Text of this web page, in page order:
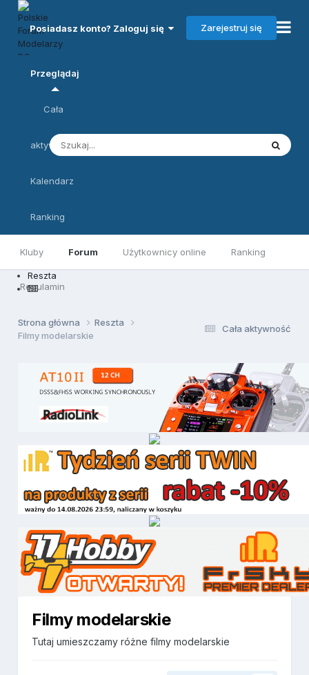
Posiadasz konto? Zaloguj się Zarejestruj się
Przeglądaj
Kluby Forum Użytkownicy online Ranking
Regulamin
Cała
aktywność
Kalendarz
Ranking
Reszta
Cała aktywność
Strona główna
Reszta
Filmy modelarskie
Filmy modelarskie
Tutaj umieszczamy różne filmy modelarskie